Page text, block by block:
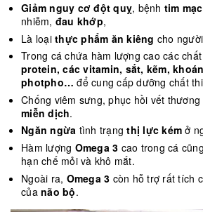
Giảm nguy cơ đột quỵ, bệnh tim
nhiễm, đau khớp,
Là loại thực phẩm ăn kiêng cho
Trong cá chứa hàm lượng cao các
protein, các vitamin, sắt, kẽm,
photpho… để cung cấp dưỡng chất
Chống viêm sưng, phục hồi vết thương
miễn dịch.
Ngăn ngừa tình trạng thị lực kém ở
Hàm lượng Omega 3 cao trong cá cũng
hạn chế mỏi và khô mắt.
Ngoài ra, Omega 3 còn hỗ trợ rất tích
của não bộ.